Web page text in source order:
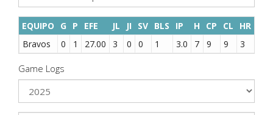
EQUIPO G P EFE JL JI SV BLS IP H CP CL HR
Bravos
0 1 27.00 3 0 0 1 3.0 7 9 9 3
Game Logs